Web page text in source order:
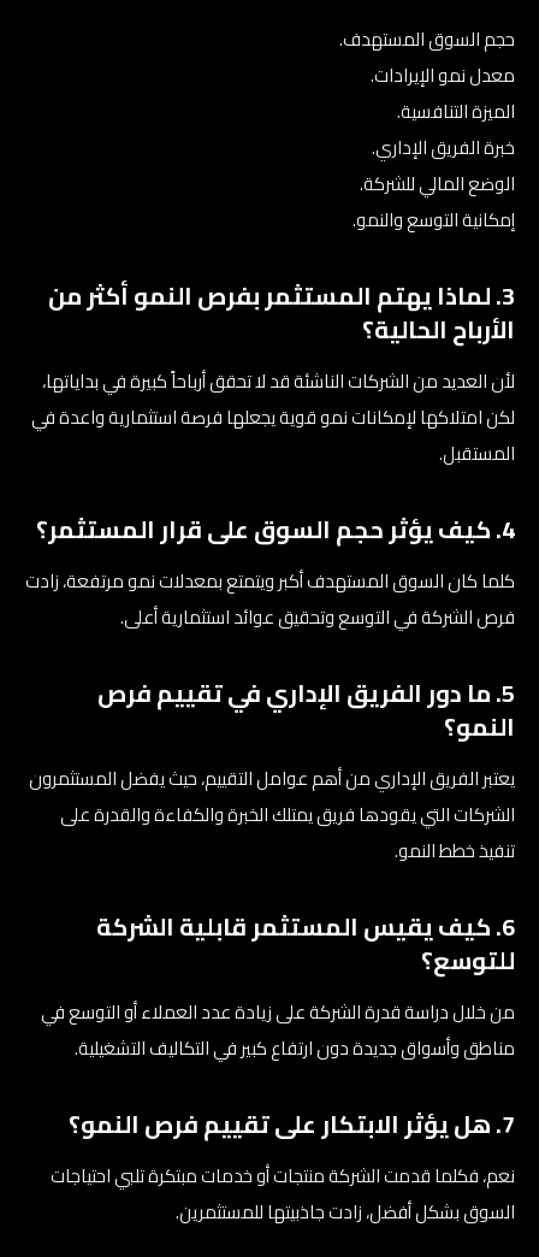
حجم السوق المستهدف.
معدل نمو الإيرادات.
الميزة التنافسية.
خبرة الفريق الإداري.
الوضع المالي للشركة.
إمكانية التوسع والنمو.
3. لماذا يهتم المستثمر بفرص النمو أكثر من
الأرباح الحالية؟
لأن العديد من الشركات الناشئة قد لا تحقق أرباحاً كبيرة في بداياتها،
لكن امتلاكها لإمكانات نمو قوية يجعلها فرصة استثمارية واعدة في
المستقبل.
4. كيف يؤثر حجم السوق على قرار المستثمر؟
كلما كان السوق المستهدف أكبر ويتمتع بمعدلات نمو مرتفعة، زادت
فرص الشركة في التوسع وتحقيق عوائد استثمارية أعلى.
5. ما دور الفريق الإداري في تقييم فرص
النمو؟
يعتبر الفريق الإداري من أهم عوامل التقييم، حيث يفضل المستثمرون
الشركات التي يقودها فريق يمتلك الخبرة والكفاءة والقدرة على
تنفيذ خطط النمو.
6. كيف يقيس المستثمر قابلية الشركة
للتوسع؟
من خلال دراسة قدرة الشركة على زيادة عدد العملاء أو التوسع في
مناطق وأسواق جديدة دون ارتفاع كبير في التكاليف التشغيلية.
7. هل يؤثر الابتكار على تقييم فرص النمو؟
نعم، فكلما قدمت الشركة منتجات أو خدمات مبتكرة تلبي احتياجات
السوق بشكل أفضل، زادت جاذبيتها للمستثمرين.